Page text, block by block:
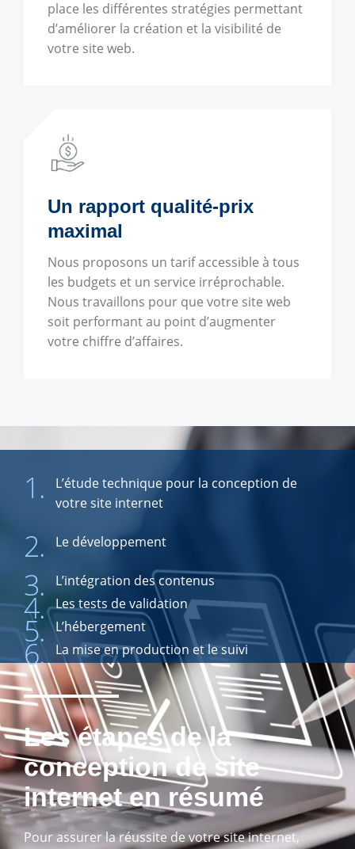
place les différentes stratégies permettant
d’améliorer la création et la visibilité de
votre site web.
Un rapport qualité-prix
maximal
Nous proposons un tarif accessible à tous
les budgets et un service irréprochable.
Nous travaillons pour que votre site web
soit performant au point d’augmenter
votre chiffre d’affaires.
Les étapes de la
conception de site
internet en résumé
Pour assurer la réussite de votre site internet,
1.
L’étude technique pour la conception de
votre site internet
2. Le développement
3. L’intégration des contenus
4. Les tests de validation
5. L’hébergement
6. La mise en production et le suivi